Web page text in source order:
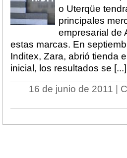
o Uterqüe
principales
empresarial de
estas marcas. En
Inditex, Zara, abrió tienda
inicial, los resultados se [...]
16 de junio de 2011 |